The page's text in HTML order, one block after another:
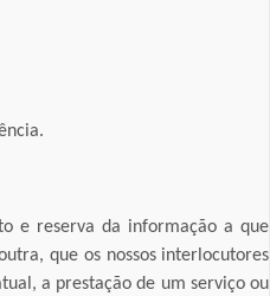
e reserva da informação a que
que os nossos interlocutores
a prestação de um serviço ou